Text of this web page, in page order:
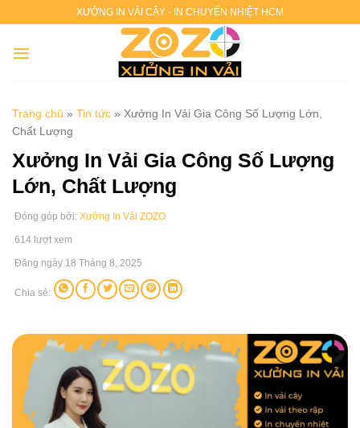
nội
XƯỞNG IN VẢI CÂY - IN CHUYỂN NHIỆT HCM
Trang chủ » Tin tức » Xưởng In Vải Gia Công Số Lượng Lớn,
Chất Lượng
Xưởng In Vải Gia Công Số Lượng
Lớn, Chất Lượng
Đóng góp bởi: Xưởng In Vải ZOZO
614 lượt xem
Đăng ngày 18 Tháng 8, 2025
Chia sẻ: